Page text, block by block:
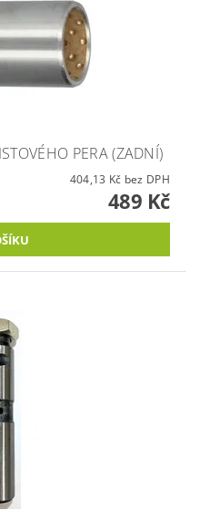
PERA (ZADNÍ)
404,13 Kč bez DPH
489 Kč